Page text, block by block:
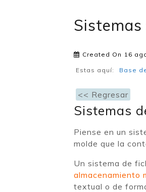
Created On 16
Estas aquí: Base
<< Regresar
Sistemas
Piense en un
molde que la
Un sistema de
almacenamiento
textual o de